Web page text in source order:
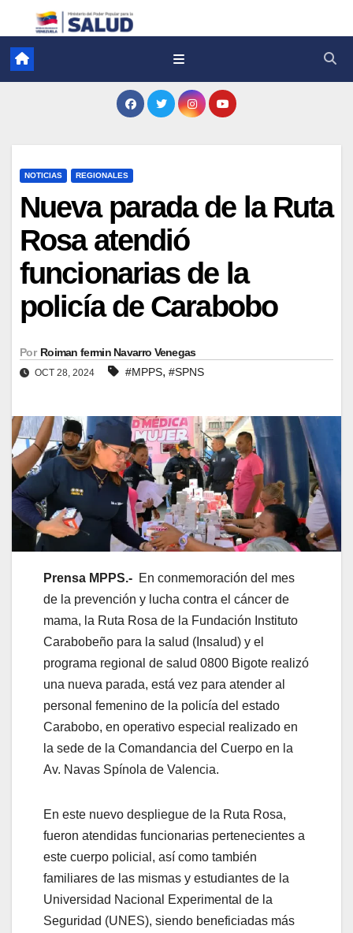
NOTICIAS REGIONALES
Nueva parada de la Ruta
Rosa atendió
funcionarias de la
policía de Carabobo
Por Roiman fermin Navarro Venegas
OCT 28, 2024 #MPPS, #SPNS
Prensa MPPS.- En conmemoración del mes
de la prevención y lucha contra el cáncer de
mama, la Ruta Rosa de la Fundación Instituto
Carabobeño para la salud (Insalud) y el
programa regional de salud 0800 Bigote realizó
una nueva parada, está vez para atender al
personal femenino de la policía del estado
Carabobo, en operativo especial realizado en
la sede de la Comandancia del Cuerpo en la
Av. Navas Spínola de Valencia.
En este nuevo despliegue de la Ruta Rosa,
fueron atendidas funcionarias pertenecientes a
este cuerpo policial, así como también
familiares de las mismas y estudiantes de la
Universidad Nacional Experimental de la
Seguridad (UNES), siendo beneficiadas más